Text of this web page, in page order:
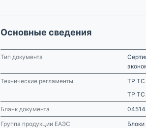
Основные сведения
Тип документа
Технические регламенты
ТР ТС
ТР ТС
Бланк документа
Группа продукции ЕАЭС